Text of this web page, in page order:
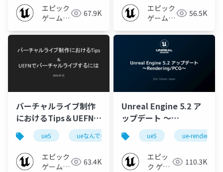
エピック
ゲームズ
67.9K
エピック
ゲームズ
56.5K
バーチャルライブ制作
におけるTips＆UEFNで
バーチャルライブする
には【UEなんでも勉強
会 - バーチャルライブ
編 - vol.1】
ue5 ueなんでも勉強会 ue-dmx ue-
エピック
ゲームズ
63.4K
Unreal Engine 5.2 ア
ップデート ～
Rendering/PCG～
【GTMF 2023】
ue5 ue-rendering
エピッ
ク ゲー
110.3K